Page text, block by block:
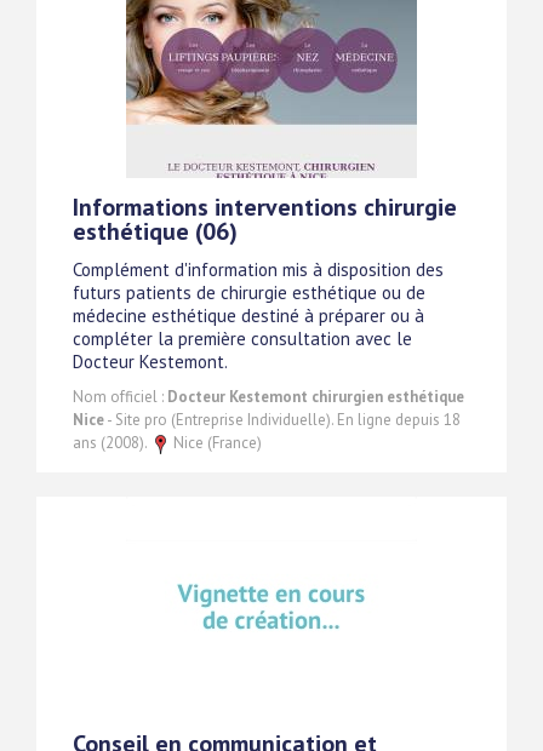
Informations interventions chirurgie
esthétique (06)
Complément d'information mis à disposition des
futurs patients de chirurgie esthétique ou de
médecine esthétique destiné à préparer ou à
compléter la première consultation avec le
Docteur Kestemont.
Nom officiel : Docteur Kestemont chirurgien esthétique
Nice- Site pro (Entreprise Individuelle). En ligne depuis 18
ans (2008).
Nice (France)
Conseil en communication et